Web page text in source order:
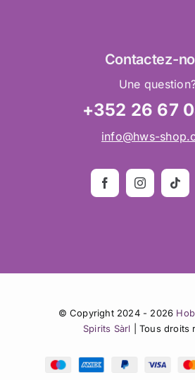
Contactez-
Une
+352 26 67
info@hws-
© Copyright 2024 - 2026
Spirits Sàrl | Tous droits